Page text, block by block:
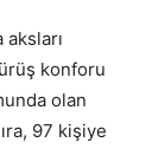
konforu
olan
97 kişiye